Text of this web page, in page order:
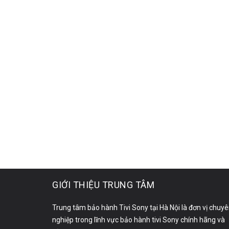
GIỚI THIỆU TRUNG TÂM
Trung tâm bảo hành Tivi Sony tại Hà Nội là đơn vị
nghiệp trong lĩnh vực bảo hành tivi Sony chính hãng và